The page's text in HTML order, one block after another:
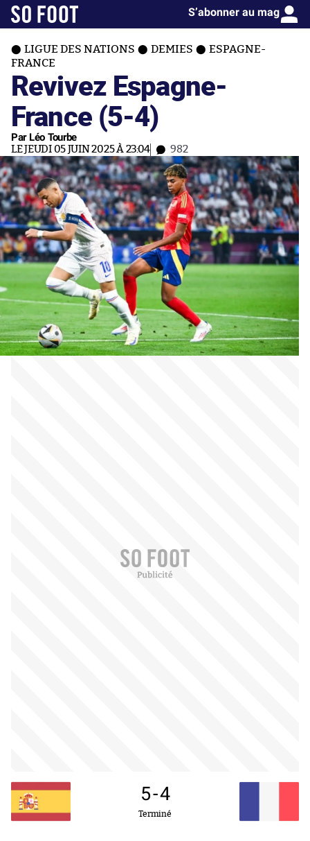
S’abonner au mag
LIGUE DES NATIONS DEMIES
ESPAGNE-
FRANCE
Revivez Espagne-
France (5-4)
Par Léo Tourbe
LE JEUDI 05 JUIN 2025 À 23:04 982
5-4
Terminé